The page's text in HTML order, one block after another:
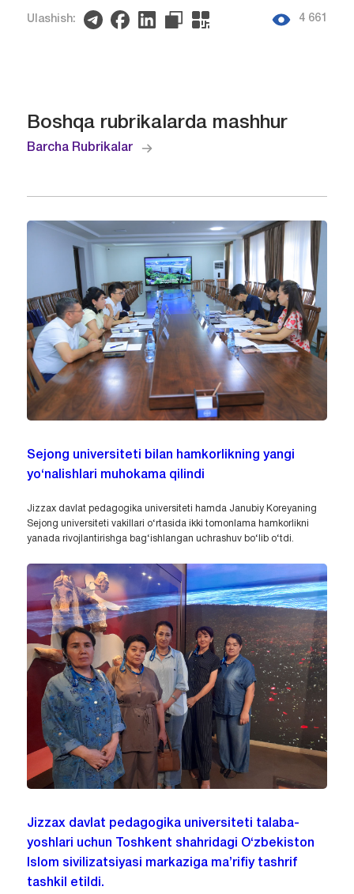
Ulashish: 4 661
Boshqa rubrikalarda mashhur
Barcha Rubrikalar
Sejong universiteti bilan hamkorlikning yangi
yo‘nalishlari muhokama qilindi
Jizzax davlat pedagogika universiteti hamda Janubiy Koreyaning
Sejong universiteti vakillari o‘rtasida ikki tomonlama hamkorlikni
yanada rivojlantirishga bag‘ishlangan uchrashuv bo‘lib o‘tdi.
Jizzax davlat pedagogika universiteti talaba-
yoshlari uchun Toshkent shahridagi O‘zbekiston
Islom sivilizatsiyasi markaziga ma’rifiy tashrif
tashkil etildi.